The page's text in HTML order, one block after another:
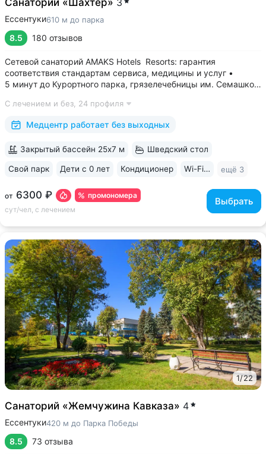
Санаторий «Шахтёр» 3
Ессентуки610 м до парка
8.5 180 отзывов
Сетевой санаторий AMAKS Hotels Resorts: гарантия
соответствия стандартам сервиса, медицины и услуг •
5 минут до Курортного парка, грязелечебницы им. Семашко,
водой Ессентуки № 4 и № 17 • Главный корпус
«Центральный» — историческое здание...
С лечением и без, 24 профиля
Медцентр работает без выходных
промономера
от 6300 ₽
сут/чел, с лечением
Выбрать
Закрытый бассейн 25х7 м Шведский стол
Свой парк Дети с 0 лет Кондиционер Wi-Fi в номерах ещё 3
1/22
Санаторий «Жемчужина Кавказа» 4
Ессентуки420 м до Парка Победы
8.5 73 отзыва